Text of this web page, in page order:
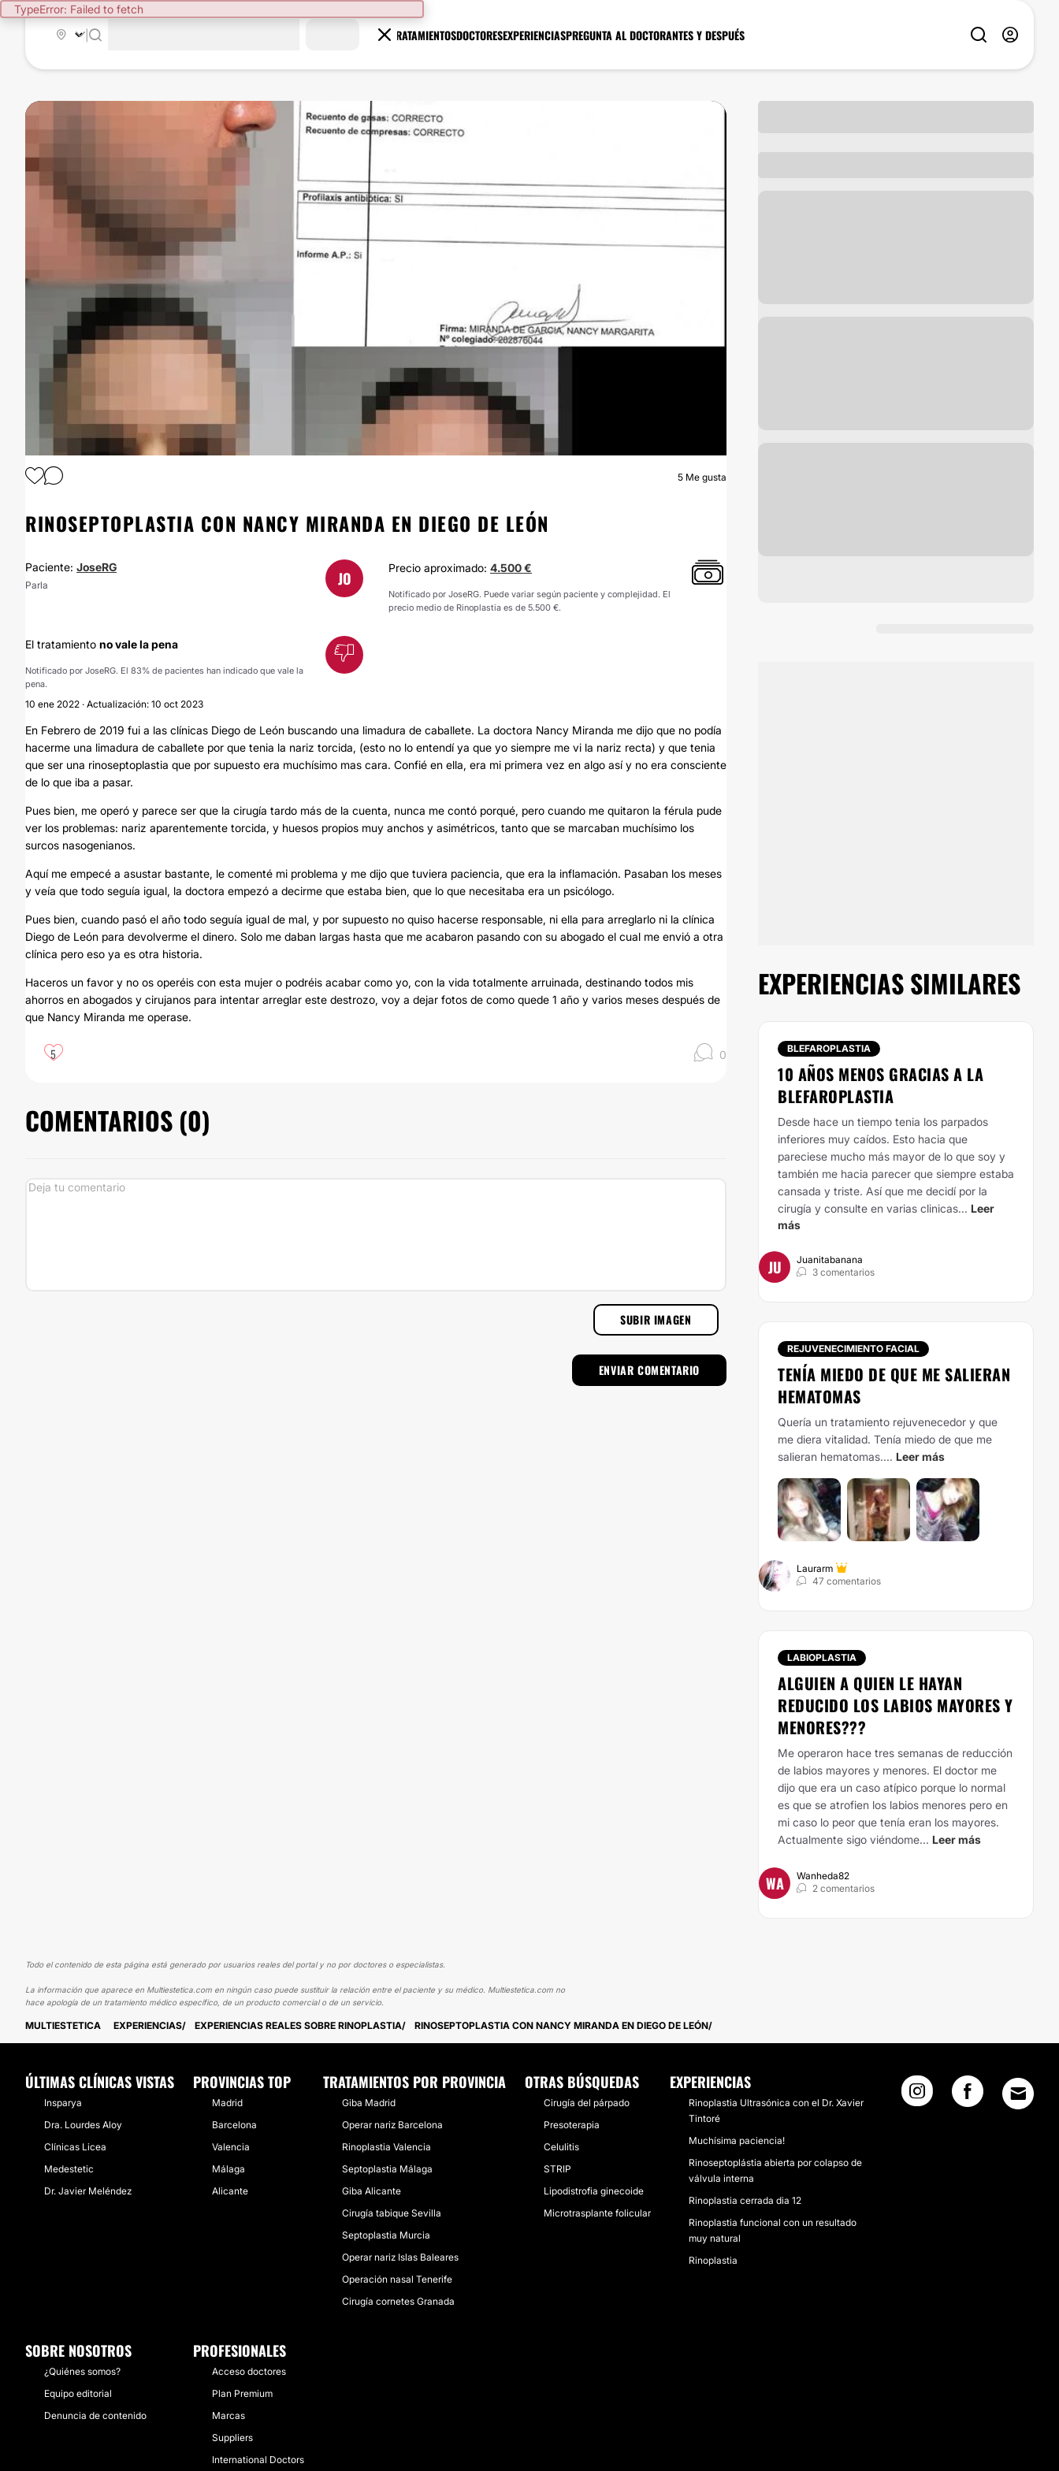
TypeError: Failed to fetch
TRATAMIENTOSDOCTORESEXPERIENCIASPREGUNTA AL DOCTORANTES Y DESPUÉS
RINOPLASTIA
5 Me gusta
RINOSEPTOPLASTIA CON NANCY MIRANDA EN DIEGO DE LEÓN
Paciente: JoseRG
Parla JO Precio aproximado: 4.500 €
Notificado por JoseRG. Puede variar según paciente y complejidad. El
precio medio de Rinoplastia es de 5.500 €.
El tratamiento no vale la pena
Notificado por JoseRG. El 83% de pacientes han indicado que vale la
pena.
10 ene 2022 · Actualización: 10 oct 2023
En Febrero de 2019 fui a las clínicas Diego de León buscando una limadura de caballete. La doctora Nancy Miranda me dijo que no podía
hacerme una limadura de caballete por que tenia la nariz torcida, (esto no lo entendí ya que yo siempre me vi la nariz recta) y que tenia
que ser una rinoseptoplastia que por supuesto era muchísimo mas cara. Confié en ella, era mi primera vez en algo así y no era consciente
de lo que iba a pasar.
Pues bien, me operó y parece ser que la cirugía tardo más de la cuenta, nunca me contó porqué, pero cuando me quitaron la férula pude
ver los problemas: nariz aparentemente torcida, y huesos propios muy anchos y asimétricos, tanto que se marcaban muchísimo los
surcos nasogenianos.
Aquí me empecé a asustar bastante, le comenté mi problema y me dijo que tuviera paciencia, que era la inflamación. Pasaban los meses
y veía que todo seguía igual, la doctora empezó a decirme que estaba bien, que lo que necesitaba era un psicólogo.
Pues bien, cuando pasó el año todo seguía igual de mal, y por supuesto no quiso hacerse responsable, ni ella para arreglarlo ni la clínica
Diego de León para devolverme el dinero. Solo me daban largas hasta que me acabaron pasando con su abogado el cual me envió a otra
clínica pero eso ya es otra historia.
Haceros un favor y no os operéis con esta mujer o podréis acabar como yo, con la vida totalmente arruinada, destinando todos mis
ahorros en abogados y cirujanos para intentar arreglar este destrozo, voy a dejar fotos de como quede 1 año y varios meses después de
que Nancy Miranda me operase.
5 0
COMENTARIOS (0)
SUBIR IMAGEN
EXPERIENCIAS SIMILARES
BLEFAROPLASTIA
10 AÑOS MENOS GRACIAS A LA
BLEFAROPLASTIA
Desde hace un tiempo tenia los parpados
inferiores muy caídos. Esto hacia que
pareciese mucho más mayor de lo que soy y
también me hacia parecer que siempre estaba
cansada y triste. Así que me decidí por la
cirugía y consulte en varias clinicas... Leer
más
JU
Juanitabanana
3 comentarios
REJUVENECIMIENTO FACIAL
TENÍA MIEDO DE QUE ME SALIERAN
HEMATOMAS
Quería un tratamiento rejuvenecedor y que
me diera vitalidad. Tenía miedo de que me
salieran hematomas.... Leer más
Laurarm
47 comentarios
LABIOPLASTIA
ALGUIEN A QUIEN LE HAYAN
REDUCIDO LOS LABIOS MAYORES Y
MENORES???
Me operaron hace tres semanas de reducción
de labios mayores y menores. El doctor me
dijo que era un caso atípico porque lo normal
es que se atrofien los labios menores pero en
mi caso lo peor que tenía eran los mayores.
Actualmente sigo viéndome... Leer más
WA
Wanheda82
2 comentarios
Todo el contenido de esta página está generado por usuarios reales del portal y no por doctores o especialistas.
La información que aparece en Multiestetica.com en ningún caso puede sustituir la relación entre el paciente y su médico. Multiestetica.com no
hace apología de un tratamiento médico específico, de un producto comercial o de un servicio.
MULTIESTETICA EXPERIENCIAS EXPERIENCIAS REALES SOBRE RINOPLASTIA RINOSEPTOPLASTIA CON NANCY MIRANDA EN DIEGO DE LEÓN
ÚLTIMAS CLÍNICAS VISTAS
Insparya
Dra. Lourdes Aloy
Clínicas Licea
Medestetic
Dr. Javier Meléndez
PROVINCIAS TOP
Madrid
Barcelona
Valencia
Málaga
Alicante
TRATAMIENTOS POR PROVINCIA
Giba Madrid
Operar nariz Barcelona
Rinoplastia Valencia
Septoplastia Málaga
Giba Alicante
Cirugía tabique Sevilla
Septoplastia Murcia
Operar nariz Islas Baleares
Operación nasal Tenerife
Cirugía cornetes Granada
OTRAS BÚSQUEDAS
Cirugía del párpado
Presoterapia
Celulitis
STRIP
Lipodistrofia ginecoide
Microtrasplante folicular
EXPERIENCIAS
Rinoplastia Ultrasónica con el Dr. Xavier
Tintoré
Muchísima paciencia!
Rinoseptoplástia abierta por colapso de
válvula interna
Rinoplastia cerrada dia 12
Rinoplastia funcional con un resultado
muy natural
Rinoplastia
SOBRE NOSOTROS
¿Quiénes somos?
Equipo editorial
Denuncia de contenido
PROFESIONALES
Acceso doctores
Plan Premium
Marcas
Suppliers
International Doctors